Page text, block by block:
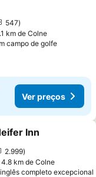
547
km de Colne
campo de golfeVer
Ver preços
favoritos
Inn
2.999
km de Colne
completo excepcional